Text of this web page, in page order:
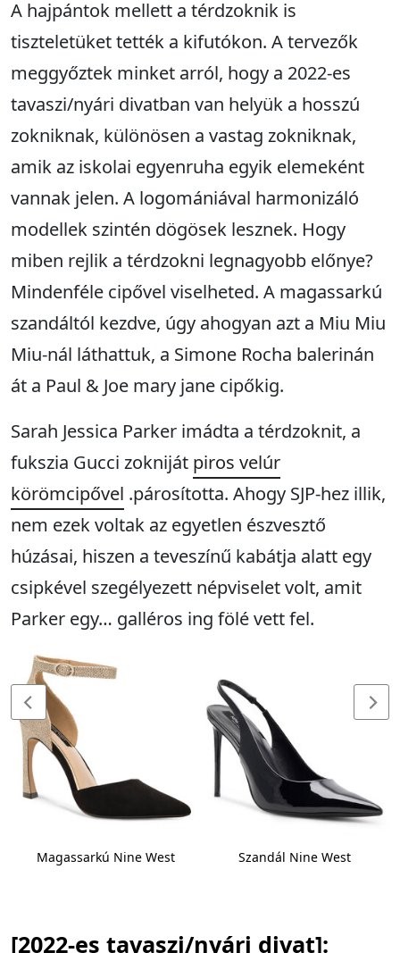
A hajpántok mellett a térdzoknik is
tiszteletüket tették a kifutókon. A tervezők
meggyőztek minket arról, hogy a 2022-es
tavaszi/nyári divatban van helyük a hosszú
zokniknak, különösen a vastag zokniknak,
amik az iskolai egyenruha egyik elemeként
vannak jelen. A logomániával harmonizáló
modellek szintén dögösek lesznek. Hogy
miben rejlik a térdzokni legnagyobb előnye?
Mindenféle cipővel viselheted. A magassarkú
szandáltól kezdve, úgy ahogyan azt a Miu Miu
Miu-nál láthattuk, a Simone Rocha balerinán
át a Paul & Joe mary jane cipőkig.
Sarah Jessica Parker imádta a térdzoknit, a
fukszia Gucci zokniját piros velúr
körömcipővel .párosította. Ahogy SJP-hez illik,
nem ezek voltak az egyetlen észvesztő
húzásai, hiszen a teveszínű kabátja alatt egy
csipkével szegélyezett népviselet volt, amit
Parker egy… galléros ing fölé vett fel.
Magassarkú Nine West Szandál Nine West
[2022-es tavaszi/nyári divat]: